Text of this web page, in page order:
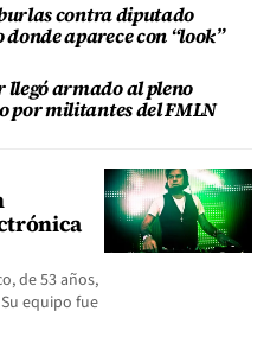
burlas contra diputado
aparece con “look”
llegó armado al pleno
por militantes del FMLN
de 53 años,
equipo fue